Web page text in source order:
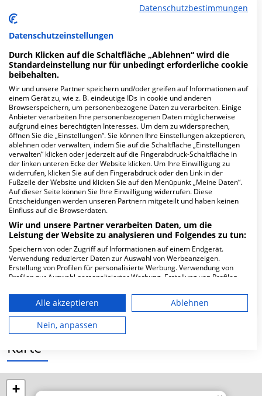
Wiesbaden in der Schiersteiner Str. 39 ist ein
medizinisches Versorgungszentrum in Wiesbaden.
Mehr Informationen
FAQ
Hier ﬁnden Sie häuﬁg gestellte Fragen zu dieser Klinik.
Wie lautet die Adresse von Zahn-MVZ Schöner
Mund Kinderzahnarztpraxis Wiesbaden?
Schiersteiner Str. 39
65187 Wiesbaden
Wie ist die Telefonnummer von Zahn-MVZ
Schöner Mund Kinderzahnarztpraxis
Karte
+
Datenschutzbestimmungen
Datenschutzeinstellungen
Durch Klicken auf die Schaltfläche „Ablehnen“ wird die
Standardeinstellung nur für unbedingt erforderliche cookie
beibehalten.
Wir und unsere Partner speichern und/oder greifen auf Informationen auf
einem Gerät zu, wie z. B. eindeutige IDs in cookie und anderen
Browserspeichern, um personenbezogene Daten zu verarbeiten. Einige
Anbieter verarbeiten Ihre personenbezogenen Daten möglicherweise
aufgrund eines berechtigten Interesses. Um dem zu widersprechen,
öffnen Sie die „Einstellungen“. Sie können Ihre Einstellungen akzeptieren,
ablehnen oder verwalten, indem Sie auf die Schaltfläche „Einstellungen
verwalten“ klicken oder jederzeit auf die Fingerabdruck-Schaltfläche in
der linken unteren Ecke der Website klicken. Um Ihre Einwilligung zu
widerrufen, klicken Sie auf den Fingerabdruck oder den Link in der
Fußzeile der Website und klicken Sie auf den Menüpunkt „Meine Daten“.
Auf dieser Seite können Sie Ihre Einwilligung widerrufen. Diese
Entscheidungen werden unseren Partnern mitgeteilt und haben keinen
Einfluss auf die Browserdaten.
Wir und unsere Partner verarbeiten Daten, um die
Leistung der Website zu analysieren und Folgendes zu tun:
Speichern von oder Zugriff auf Informationen auf einem Endgerät.
Verwendung reduzierter Daten zur Auswahl von Werbeanzeigen.
Erstellung von Profilen für personalisierte Werbung. Verwendung von
Profilen zur Auswahl personalisierter Werbung. Erstellung von Profilen
personalisierter Inhalte. Messung der Werbeleistung. Messung der
Performance von Inhalten. Analyse von Zielgruppen durch Statistiken
oder Kombinationen von Daten aus verschiedenen Quellen. Entwicklung
und Verbesserung der Angebote. Verwendung reduzierter Daten zur
Auswahl von Inhalten.
die USA gesendet werden.
Website/App.
Partnerliste anzeigen (1 IAB-Anbieter)
Alle akzeptieren
Ablehnen
Nein, anpassen